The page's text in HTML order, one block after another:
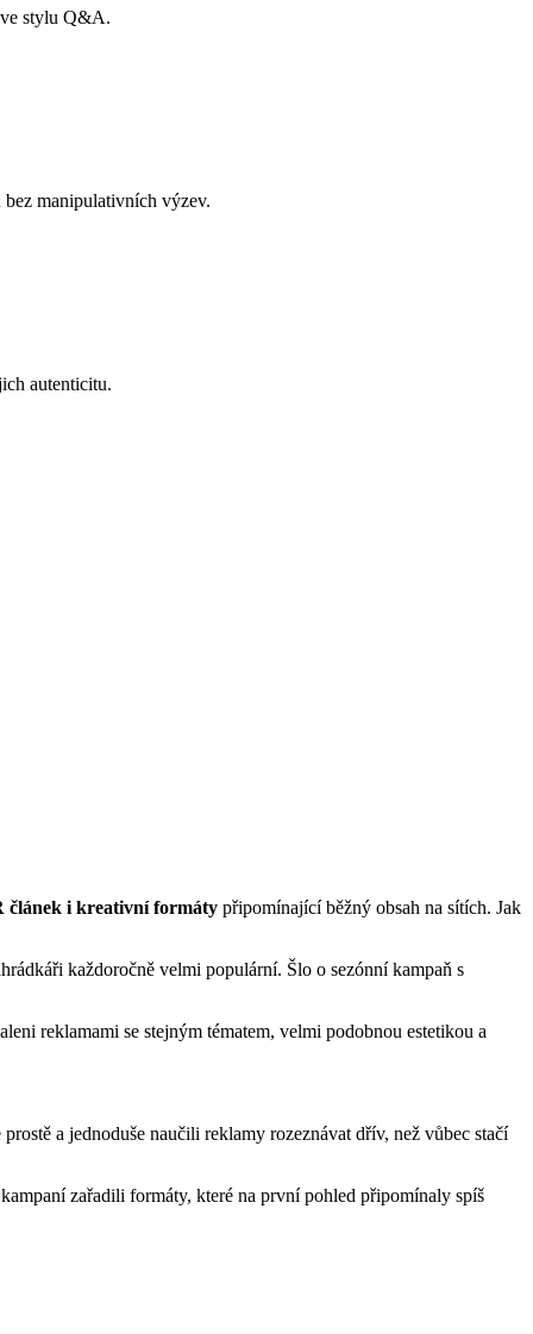
stylu Q&A.
manipulativních výzev.
autenticitu.
článek i kreativní formáty připomínající běžný obsah na sítích. Jak
každoročně velmi populární. Šlo o sezónní kampaň s
reklamami se stejným tématem, velmi podobnou estetikou a
a jednoduše naučili reklamy rozeznávat dřív, než vůbec stačí
zařadili formáty, které na první pohled připomínaly spíš